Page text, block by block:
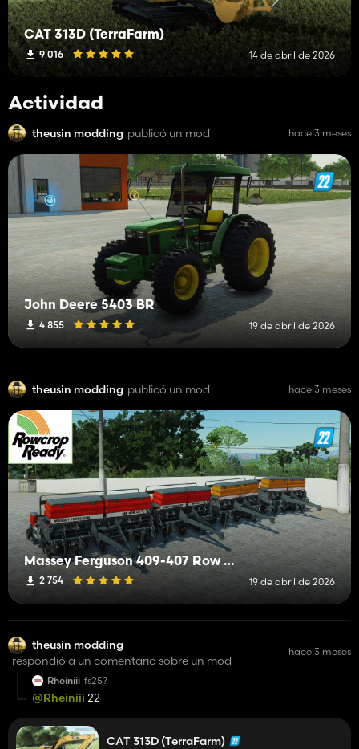
CAT 313D (TerraFarm)
9 016 14 de abril de 2026
Actividad
theusin modding publicó un mod hace 3 meses
John Deere 5403 BR
4 855 19 de abril de 2026
theusin modding publicó un mod hace 3 meses
Massey Ferguson 409-407 Row crop
2 754 19 de abril de 2026
theusin modding
respondió a un comentario sobre un mod
hace 3 meses
Rheiniii fs25?
@Rheiniii 22
CAT 313D (TerraFarm)